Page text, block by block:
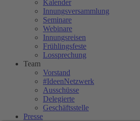
Kalender
Innungsversammlung
Seminare
Webinare
Innungsreisen
Frühlingsfeste
Lossprechung
Team
Vorstand
#IdeenNetzwerk
Ausschüsse
Delegierte
Geschäftsstelle
Presse